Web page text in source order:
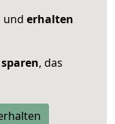
und erhalten
, das